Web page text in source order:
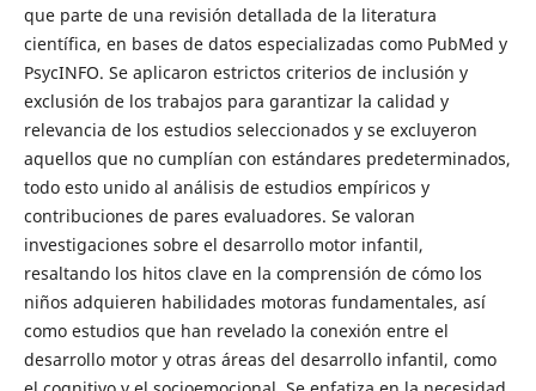
que parte de una revisión detallada de la literatura
científica, en bases de datos especializadas como PubMed y
PsycINFO. Se aplicaron estrictos criterios de inclusión y
exclusión de los trabajos para garantizar la calidad y
relevancia de los estudios seleccionados y se excluyeron
aquellos que no cumplían con estándares predeterminados,
todo esto unido al análisis de estudios empíricos y
contribuciones de pares evaluadores. Se valoran
investigaciones sobre el desarrollo motor infantil,
resaltando los hitos clave en la comprensión de cómo los
niños adquieren habilidades motoras fundamentales, así
como estudios que han revelado la conexión entre el
desarrollo motor y otras áreas del desarrollo infantil, como